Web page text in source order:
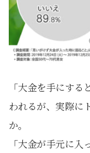
「大金を手にす
われるが、実際に
か。
「大金が手元に